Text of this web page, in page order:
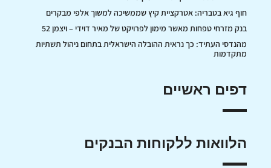
חוף גיא בטבריה: אטרקציית קיץ שממשיכה למשוך אלפי מבקרים
בנק מזרחי טפחות מאשר מימון לפרויקט של מאיר דוידי – ויצמן 52
מהנדסי העתיד: כך נראית ההובלה הישראלית בתחום ניהול תשתיות
מתקדמות
דפים ראשיים
הלוואות ללקוחות הבנקים